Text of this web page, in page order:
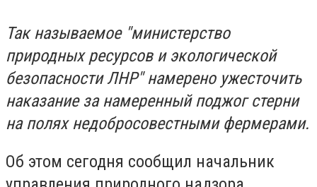
Так называемое "министерство
природных ресурсов и экологической
безопасности ЛНР" намерено ужесточить
наказание за намеренный поджог стерни
на полях недобросовестными фермерами.
Об этом сегодня сообщил начальник